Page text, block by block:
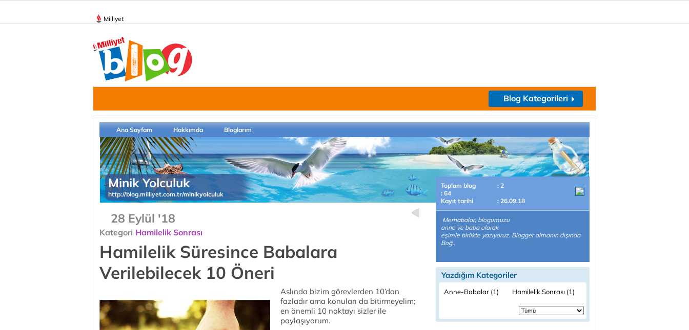
Milliyet
Blog Kategorileri
Ana Sayfam Hakkımda Bloglarım
Minik Yolculuk
http://blog.milliyet.com.tr/minikyolculuk
28 Eylül '18
Kategori Hamilelik Sonrası
Hamilelik Süresince Babalara
Verilebilecek 10 Öneri
Aslında bizim görevlerden 10’dan
fazladır ama konuları da bitirmeyelim;
en önemli 10 noktayı sizler ile
paylaşıyorum.
Toplam blog
: 2
: 64
Kayıt tarihi
: 26.09.18
Merhabalar, blogumuzu
anne ve baba olarak
eşimle birlikte yazıyoruz. Blogger olmanın dışında
Boğ..
Yazdığım Kategoriler
Anne-Babalar (1) Hamilelik Sonrası (1)